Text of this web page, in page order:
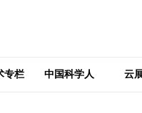
专栏 中国科学人 云